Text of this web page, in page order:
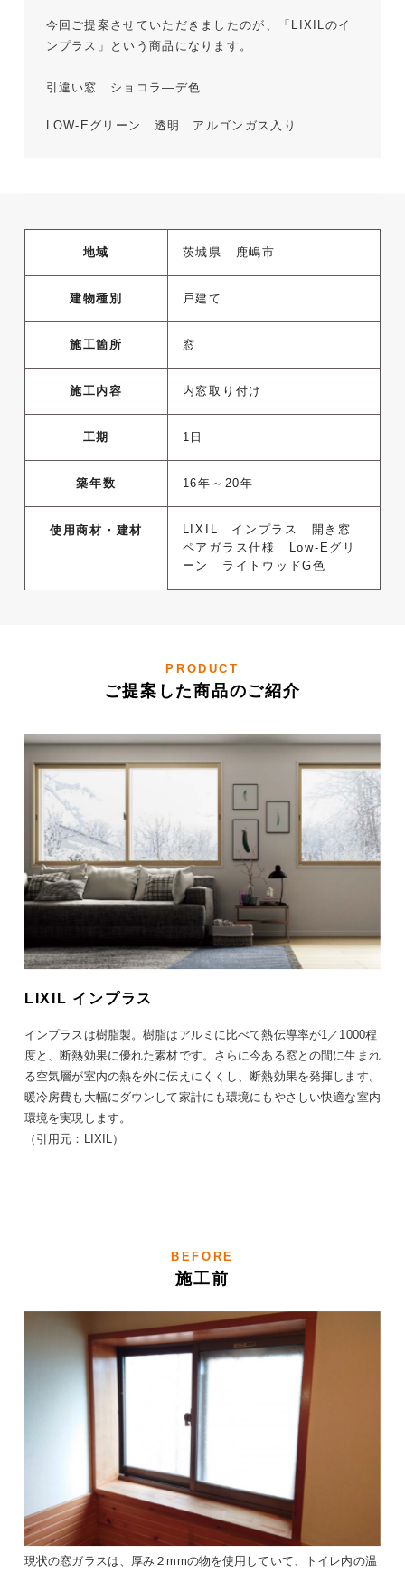
今回ご提案させていただきましたのが、「LIXILのイ
ンプラス」という商品になります。
引違い窓 ショコラ―デ色
LOW-Eグリーン 透明 アルゴンガス入り
地域 茨城県 鹿嶋市
建物種別 戸建て
施工箇所 窓
施工内容 内窓取り付け
工期 1日
築年数 16年～20年
使用商材・建材
LIXIL インプラス 開き窓
ペアガラス仕様 Low-Eグリ
ーン ライトウッドG色
PRODUCT
ご提案した商品のご紹介
LIXIL インプラス
インプラスは樹脂製。樹脂はアルミに比べて熱伝導率が1／1000程
度と、断熱効果に優れた素材です。さらに今ある窓との間に生まれ
る空気層が室内の熱を外に伝えにくくし、断熱効果を発揮します。
暖冷房費も大幅にダウンして家計にも環境にもやさしい快適な室内
環境を実現します。
（引用元：LIXIL）
BEFORE
施工前
現状の窓ガラスは、厚み２mmの物を使用していて、トイレ内の温